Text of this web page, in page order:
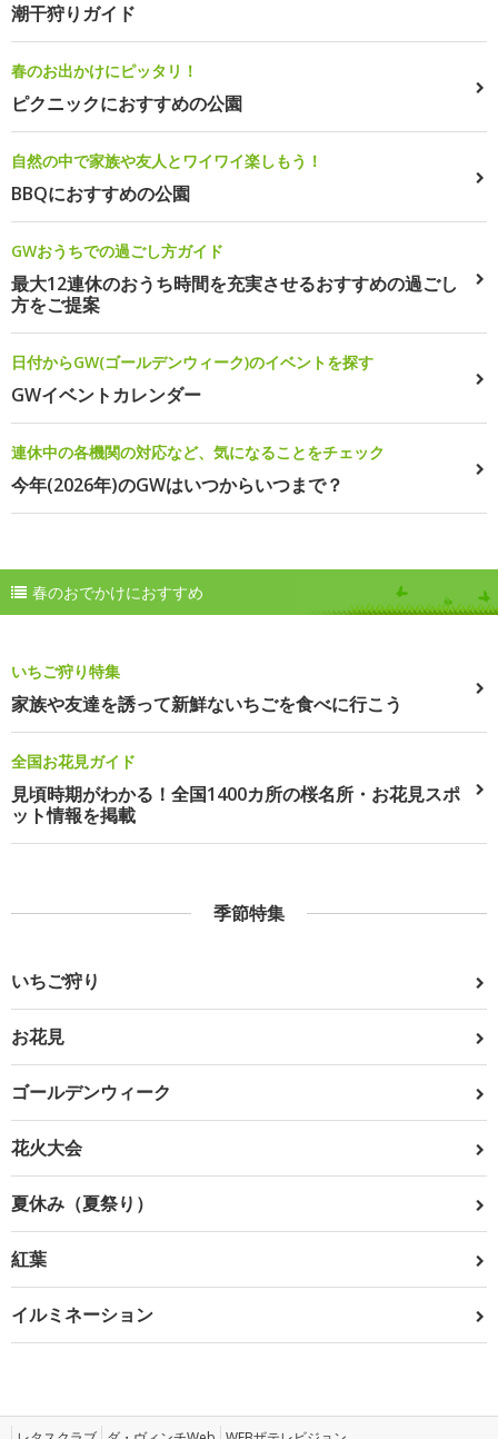
潮干狩りガイド
春のお出かけにピッタリ！
ピクニックにおすすめの公園
自然の中で家族や友人とワイワイ楽しもう！
BBQにおすすめの公園
GWおうちでの過ごし方ガイド
最大12連休のおうち時間を充実させるおすすめの過ごし
方をご提案
日付からGW(ゴールデンウィーク)のイベントを探す
GWイベントカレンダー
連休中の各機関の対応など、気になることをチェック
今年(2026年)のGWはいつからいつまで？
春のおでかけにおすすめ
いちご狩り特集
家族や友達を誘って新鮮ないちごを食べに行こう
全国お花見ガイド
見頃時期がわかる！全国1400カ所の桜名所・お花見スポ
ット情報を掲載
季節特集
いちご狩り
お花見
ゴールデンウィーク
花火大会
夏休み（夏祭り）
紅葉
イルミネーション